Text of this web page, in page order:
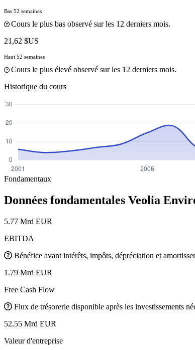
Bas 52 semaines
Cours le plus bas observé sur les 12 derniers mois.
21,62 $US
Haut 52 semaines
Cours le plus élevé observé sur les 12 derniers mois.
Historique du cours
Fondamentaux
Données fondamentales Veolia
5.77 Mrd EUR
EBITDA
Bénéfice avant intérêts, impôts, dépréciation et
1.79 Mrd EUR
Free Cash Flow
Flux de trésorerie disponible après les investissements
52.55 Mrd EUR
Valeur d'entreprise